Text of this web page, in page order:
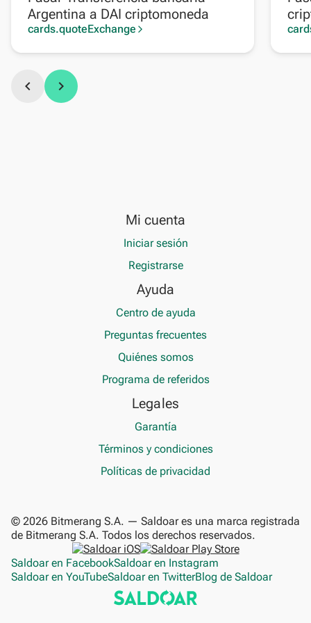
Argentina a DAI criptomoneda
cards.quoteExchange arrow_forward_ios
chevron_left chevron_right
Mi cuenta
Iniciar sesión
Registrarse
Ayuda
Centro de ayuda
Preguntas frecuentes
Quiénes somos
Programa de referidos
Legales
Garantía
Términos y condiciones
Políticas de privacidad
Saldoar en FacebookSaldoar en Instagram
Saldoar en YouTubeSaldoar en TwitterBlog de Saldoar
© 2026 Bitmerang S.A. — Saldoar es una marca registrada
de Bitmerang S.A. Todos los derechos reservados.